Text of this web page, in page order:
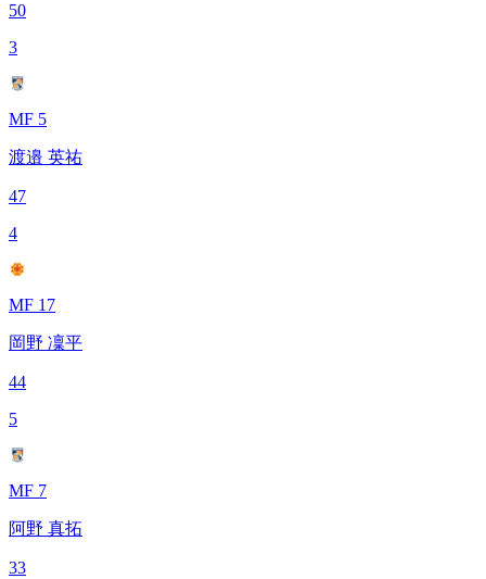
50
3
MF 5
渡邉 英祐
47
4
MF 17
岡野 凜平
44
5
MF 7
阿野 真拓
33